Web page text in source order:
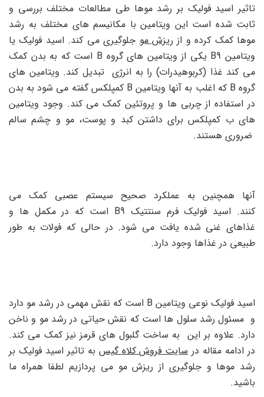
تاثیر اسید فولیک بر رشد موها طی مطالعات مختلف بررسی و
ثابت شده است این ویتامین با مکانیسم های مختلف به رشد
موها کمک کرده و از ریزش موجلوگیری می کند. اسید فولیک یا
ویتامین B9 یکی از ویتامین های گروه B است که به بدن کمک
می کند غذا (کربوهیدرات) را به انرژی تبدیل کند. ویتامین های
گروه B که اغلب به آنها ویتامین B کمپلکس گفته می شود به بدن
در استفاده از چربی ها و پروتئین کمک می کند. وجود ویتامین
های ب کمپلکس برای داشتن کبد و پوست، مو و چشم سالم
ضروری هستند.
آنها همچنین به عملکرد صحیح سیستم عصبی کمک می
کنند. اسید فولیک فرم سنتتیک B9 است که در مکمل ها و
غذاهای غنی شده یافت می شود. در حالی که فولات به طور
طبیعی در غذاها وجود دارد.
اسید فولیک نوعی ویتامین B است که نقش مهمی در رشد مو دارد
و مسئول رشد سلول ها است که نقش حیاتی در رشد مو و ناخن
دارد. علاوه بر این به ساخت گلبول های قرمز نیز کمک می کند.
در ادامه مقاله درسایت فروش کلاه گیس به تاثیر اسید فولیک بر
رشد موها و جلوگیری از ریزش مو می پردازیم لطفا همراه ما
باشید.